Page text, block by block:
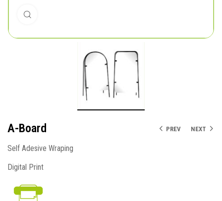
PREV NEXT
A-Board
Self Adesive Wraping
Digital Print